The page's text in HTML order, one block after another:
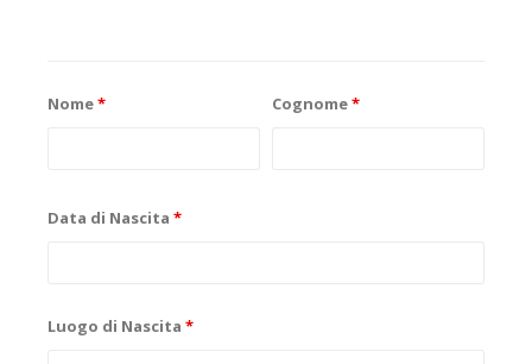
Nome* Cognome*
Data di Nascita *
Luogo di Nascita *